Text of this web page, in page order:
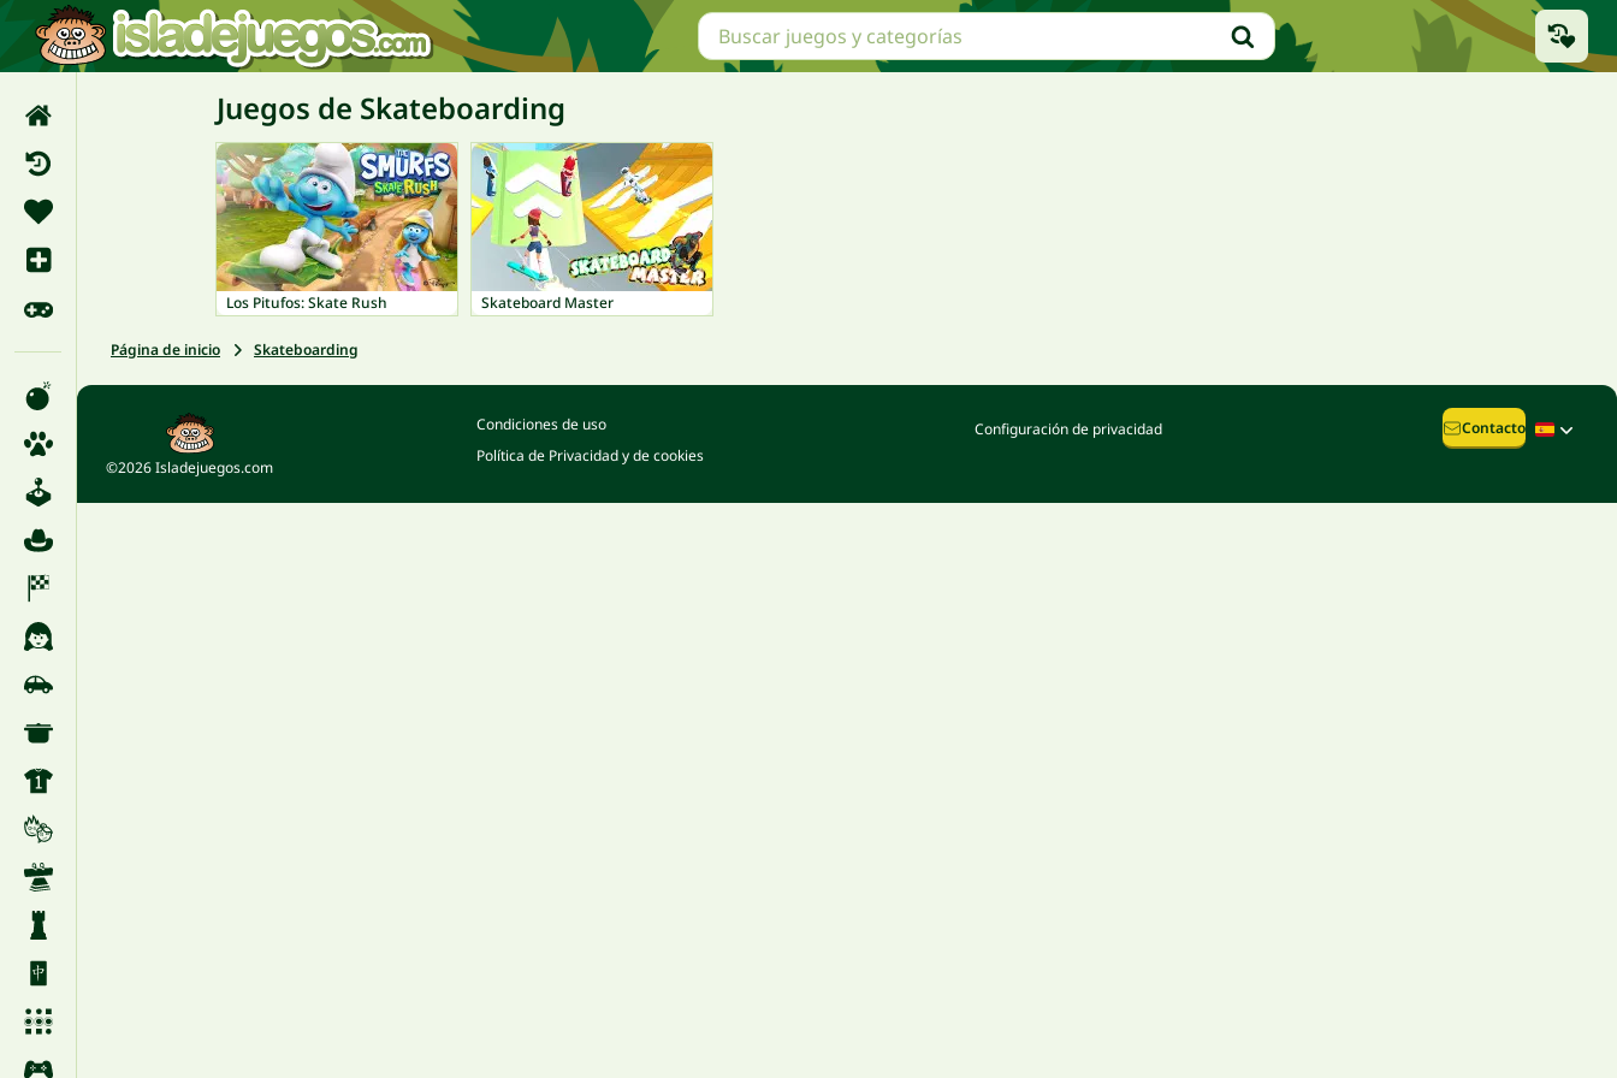
Juegos de Skateboarding
Los Pitufos: Skate Rush Skateboard Master
Página de inicio Skateboarding
©2026 Isladejuegos.com
Condiciones de uso
Política de Privacidad y de cookies
Configuración de privacidad Contacto